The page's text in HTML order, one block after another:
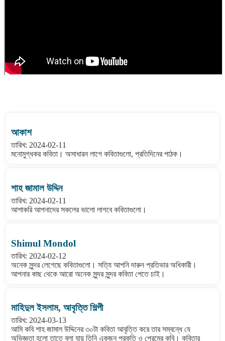
আকাশ
তারিখ: 2024-02-11
মনোমুগ্ধকর কবিতা। অসাধারন লাগে কবিতাগুলো, প্রতিদিনের পাঠক।
শাহ জামাল উদ্দিন
তারিখ: 2024-02-11
আশাকরি আপনাদের সকলের ভালো লাগবে কবিতাগুলো।
Shimul Mondol
তারিখ: 2024-02-12
অনেক সুন্দর লেগেছে কবিতাগুলো। সত্যি আপনি দারুন প্রতিভার অধিকারী।
আপনার কাছ থেকে আরো অনেক সুন্দর সুন্দর কবিতা পেতে চাই।
মাহিদুল ইসলাম, আবৃত্তি শিল্পী
তারিখ: 2024-03-13
আমি কবি শাহ জামাল উদ্দিনের ৩০টা কবিতা আবৃত্তি করে তার সম্বন্ধে যে
অভিজ্ঞতা হলো তাতে বলা যায় তিনি একজন প্রকৃতি ও প্রেমের কবি। কবিতার